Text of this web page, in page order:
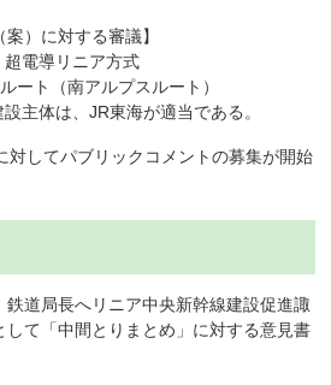
案）に対する審議】
超電導リニア方式
ート（南アルプスルート）
主体は、JR東海が適当である。
してパブリックコメントの募集が開始
鉄道局長へリニア中央新幹線建設促進諏
して「中間とりまとめ」に対する意見書